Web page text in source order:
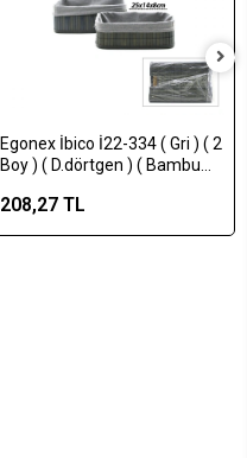
Egonex İbico İ22-334 ( Gri ) ( 2
Boy ) ( D.dörtgen ) ( Bambu
Ahşap Altlık & Bezli ) ( 25x14-
208,27 TL